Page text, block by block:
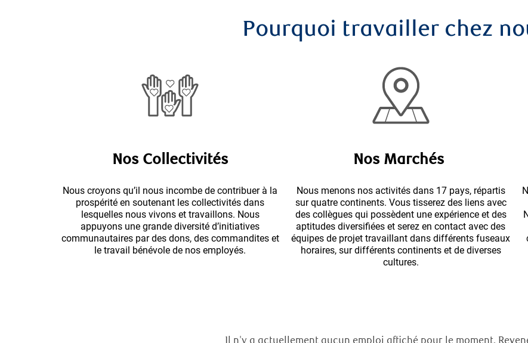
Pourquoi travailler chez
Nos Collectivités
Nous croyons qu’il nous incombe de contribuer à la
prospérité en soutenant les collectivités dans
lesquelles nous vivons et travaillons. Nous
appuyons une grande diversité d’initiatives
communautaires par des dons, des commandites et
le travail bénévole de nos employés.
Nos Marchés
Nous menons nos activités dans 17 pays, répartis
sur quatre continents. Vous tisserez des liens avec
des collègues qui possèdent une expérience et des
aptitudes diversifiées et serez en contact avec des
équipes de projet travaillant dans différents fuseaux
horaires, sur différents continents et de diverses
cultures.
Il n'y a actuellement aucun emploi affiché pour le moment.